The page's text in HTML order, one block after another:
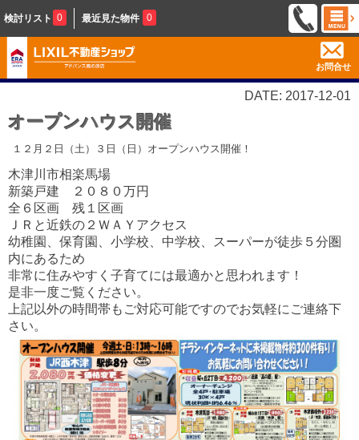
検討リスト 0 最近見た物件 0
お問合せ
DATE: 2017-12-01
オープンハウス開催
１２月２日（土）３日（日）オープンハウス開催！
木津川市相楽馬場
新築戸建 ２０８０万円
全６区画 残１区画
ＪＲと近鉄の２ＷＡＹアクセス
幼稚園、保育園、小学校、中学校、スーパーが徒歩５分圏
内にあるため
非常に住みやすく子育てには最適かと思われます！
是非一度ご覧ください。
上記以外の時間帯もご対応可能ですのでお気軽にご連絡下
さい。